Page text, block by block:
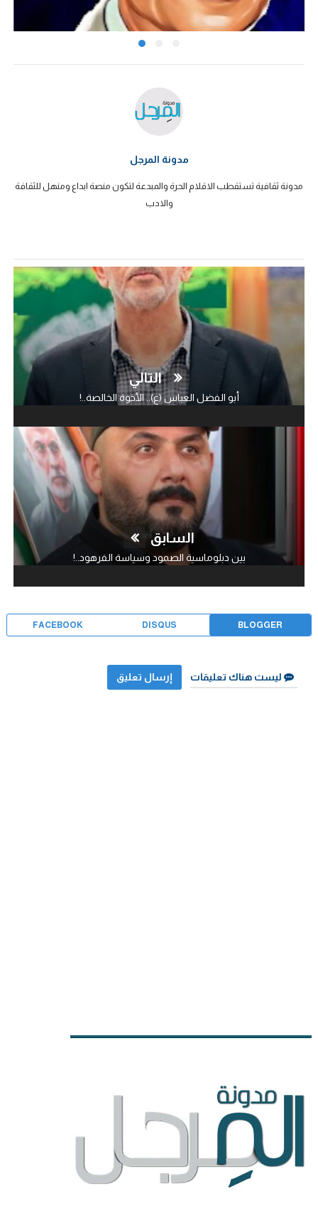
مدونة المرجل
مدونة ثقافية تستقطب الاقلام الحرة والمبدعة لتكون منصة ابداع ومنهل للثقافة
والادب
التالي
أبو الفضل العباس (ع).. الأخوة الخالصة..!
السابق
بين دبلوماسية الصمود وسياسة الفرهود..!
BLOGGER
DISQUS
FACEBOOK
ليست هناك تعليقات إرسال تعليق